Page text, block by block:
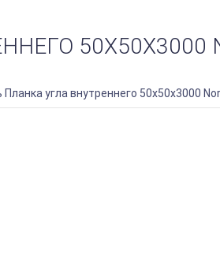
50Х50Х3000
угла внутреннего 50х50х3000